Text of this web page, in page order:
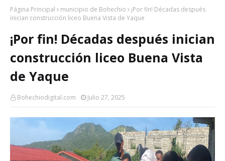
Página Principal municipio de Bohechio
¡Por fin! Décadas después
inician construcción liceo Buena Vista de Yaque
¡Por fin! Décadas después inician
construcción liceo Buena Vista
de Yaque
Bohechiodigital.com Julio 27, 2025